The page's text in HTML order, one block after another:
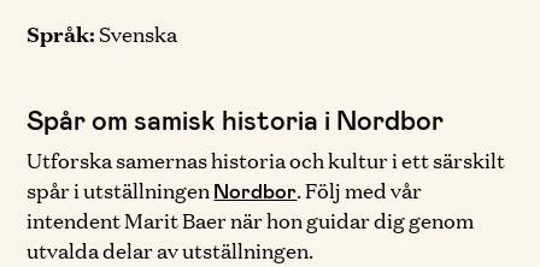
Språk:Svenska
Spår om samisk historia i Nordbor
Utforska samernas historia och kultur i ett särskilt
spår i utställningen Nordbor. Följ med vår
intendent Marit Baer när hon guidar dig genom
utvalda delar av utställningen.